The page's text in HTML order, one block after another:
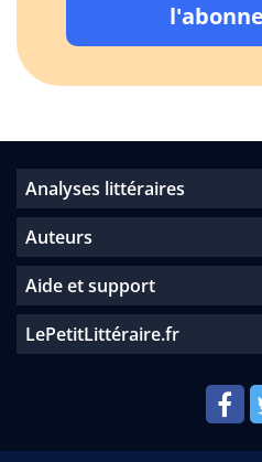
Analyses littéraires
Auteurs
Aide et support
LePetitLittéraire.fr